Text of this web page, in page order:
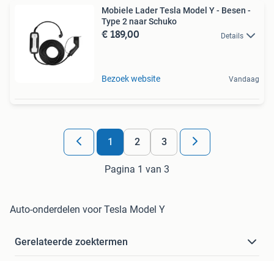
Mobiele Lader Tesla Model Y - Besen -
Type 2 naar Schuko
€ 189,00 Details
Bezoek website Vandaag
1 2 3
Pagina 1 van 3
Auto-onderdelen voor Tesla Model Y
Gerelateerde zoektermen